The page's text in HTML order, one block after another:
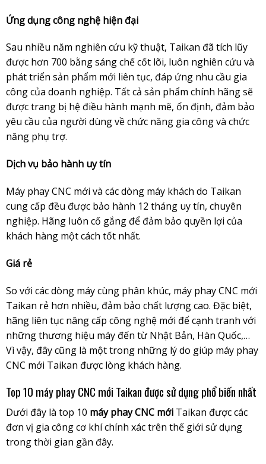
Ứng dụng công nghệ hiện đại
Sau nhiều năm nghiên cứu kỹ thuật, Taikan đã tích lũy
được hơn 700 bằng sáng chế cốt lõi, luôn nghiên cứu và
phát triển sản phẩm mới liên tục, đáp ứng nhu cầu gia
công của doanh nghiệp. Tất cả sản phẩm chính hãng sẽ
được trang bị hệ điều hành mạnh mẽ, ổn định, đảm bảo
yêu cầu của người dùng về chức năng gia công và chức
năng phụ trợ.
Dịch vụ bảo hành uy tín
Máy phay CNC mới và các dòng máy khách do Taikan
cung cấp đều được bảo hành 12 tháng uy tín, chuyên
nghiệp. Hãng luôn cố gắng để đảm bảo quyền lợi của
khách hàng một cách tốt nhất.
Giá rẻ
So với các dòng máy cùng phân khúc, máy phay CNC mới
Taikan rẻ hơn nhiều, đảm bảo chất lượng cao. Đặc biệt,
hãng liên tục nâng cấp công nghệ mới để cạnh tranh với
những thương hiệu máy đến từ Nhật Bản, Hàn Quốc,…
Vì vậy, đây cũng là một trong những lý do giúp máy phay
CNC mới Taikan được lòng khách hàng.
Top 10 máy phay CNC mới Taikan được sử dụng phổ biến nhất
Dưới đây là top 10 máy phay CNC mớiTaikan được các
đơn vị gia công cơ khí chính xác trên thế giới sử dụng
trong thời gian gần đây.